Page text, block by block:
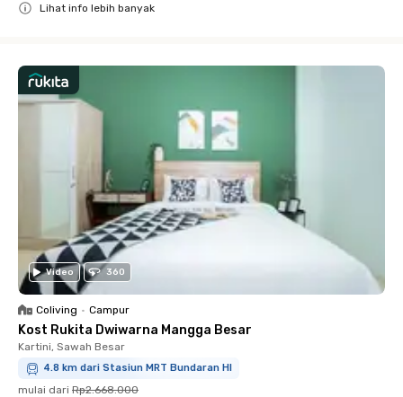
Lihat info lebih banyak
Video 360
Coliving • Campur
Kost Rukita Dwiwarna Mangga Besar
Kartini, Sawah Besar
4.8 km dari Stasiun MRT Bundaran HI
mulai dari Rp2.668.000